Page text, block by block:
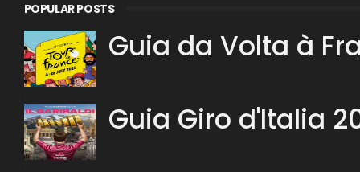
POPULAR POSTS
Guia da Volta à
Guia Giro d'Italia